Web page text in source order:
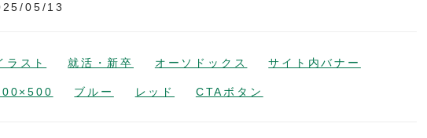
05/13
ラスト 就活・新卒 オーソドックス サイト内バナー
ブルー レッド CTAボタン